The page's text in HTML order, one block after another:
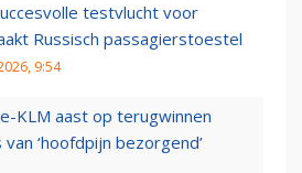
testvlucht voor
Russisch passagierstoestel
9:54
KLM aast op terugwinnen
‘hoofdpijn bezorgend’